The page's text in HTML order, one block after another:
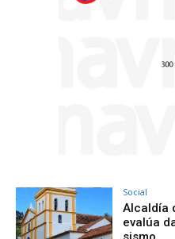
Social
Alcaldía
evalúa